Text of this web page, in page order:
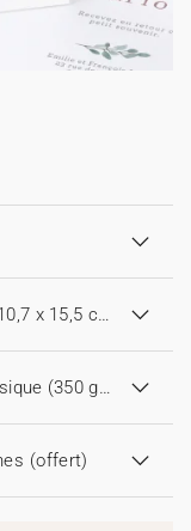
Portrait recto verso (10,7 x 15,5 cm)
Le lisse classique (350 g/m²)
(offert)